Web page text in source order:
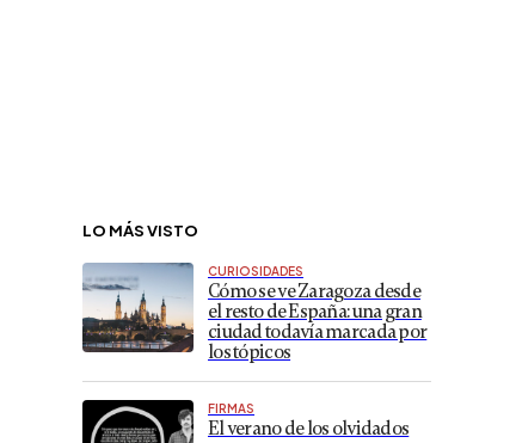
LO MÁS VISTO
CURIOSIDADES
Cómo se ve Zaragoza desde
el resto de España: una gran
ciudad todavía marcada por
los tópicos
FIRMAS
El verano de los olvidados